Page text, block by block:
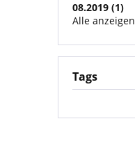
08.2019 (1)
Alle anzeigen
Tags